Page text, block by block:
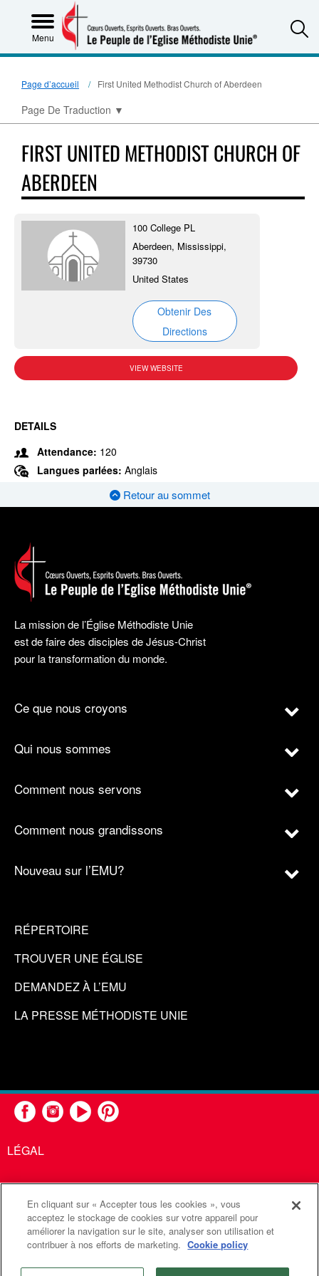
Menu
Page d’accueil First United Methodist Church of Aberdeen
Page De Traduction ▼
FIRST UNITED METHODIST CHURCH OF
ABERDEEN
100 College PL
Aberdeen, Mississippi,
39730
United States
Obtenir Des
Directions
VIEW WEBSITE
DETAILS
Attendance: 120
Langues parlées: Anglais
Retour au sommet
La mission de l’Église Méthodiste Unie
est de faire des disciples de Jésus-Christ
pour la transformation du monde.
Ce que nous croyons
Qui nous sommes
Comment nous servons
Comment nous grandissons
Nouveau sur l’EMU?
RÉPERTOIRE
TROUVER UNE ÉGLISE
DEMANDEZ À L’EMU
LA PRESSE MÉTHODISTE UNIE
LÉGAL
United Methodist Communications est une agence de l'Église
Méthodiste Unie
Communications Méthodistes Unies. Tous droits
réservés
En cliquant sur « Accepter tous les cookies », vous
acceptez le stockage de cookies sur votre appareil pour
améliorer la navigation sur le site, analyser son utilisation et
contribuer à nos efforts de marketing. Cookie policy